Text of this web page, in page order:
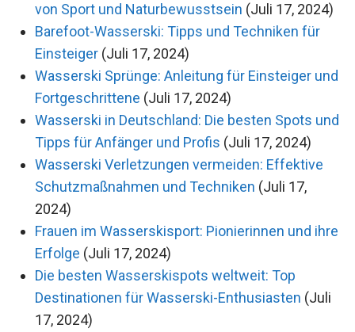
von Sport und Naturbewusstsein (Juli 17, 2024)
Barefoot-Wasserski: Tipps und Techniken für
Einsteiger (Juli 17, 2024)
Wasserski Sprünge: Anleitung für Einsteiger und
Fortgeschrittene (Juli 17, 2024)
Wasserski in Deutschland: Die besten Spots und
Tipps für Anfänger und Profis (Juli 17, 2024)
Wasserski Verletzungen vermeiden: Effektive
Schutzmaßnahmen und Techniken (Juli 17,
2024)
Frauen im Wasserskisport: Pionierinnen und ihre
Erfolge (Juli 17, 2024)
Die besten Wasserskispots weltweit: Top
Destinationen für Wasserski-Enthusiasten (Juli
17, 2024)